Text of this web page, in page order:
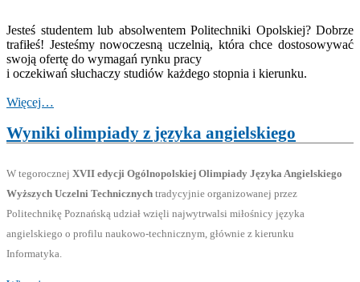
Jesteś studentem lub absolwentem Politechniki Opolskiej? Dobrze
trafiłeś! Jesteśmy nowoczesną uczelnią, która chce dostosowywać
swoją ofertę do wymagań rynku pracy
i oczekiwań słuchaczy studiów każdego stopnia i kierunku.
Więcej…
Wyniki olimpiady z języka angielskiego
W tegorocznej XVII edycji Ogólnopolskiej Olimpiady Języka Angielskiego
Wyższych Uczelni Technicznych tradycyjnie organizowanej przez
Politechnikę Poznańską udział wzięli najwytrwalsi miłośnicy języka
angielskiego o profilu naukowo-technicznym, głównie z kierunku
Informatyka.